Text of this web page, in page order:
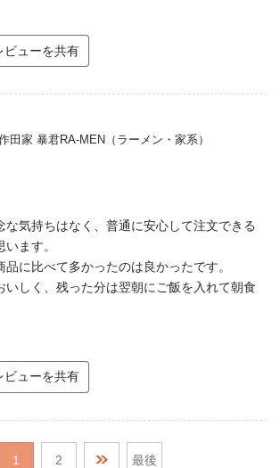
ビューを共有
家 暴君RA-MEN（ラーメン・家系）
な気持ちはなく、普通に安心して注文できる
ます。
に比べて多かったのは良かったです。
いしく、残った分は翌朝にご飯を入れて朝食
ビューを共有
1 2 最後